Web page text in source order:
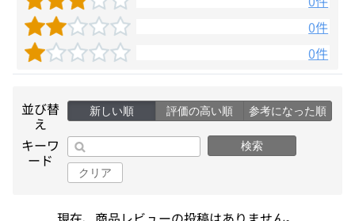
0件
0件
並び替
え
新しい順 評価の高い順 参考になった順
キーワ
ード
検索
クリア